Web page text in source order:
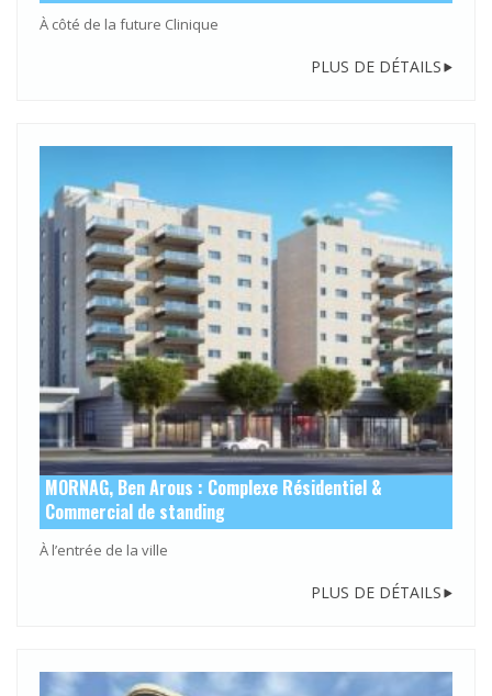
À côté de la future Clinique
PLUS DE DÉTAILS
MORNAG, Ben Arous : Complexe Résidentiel &
Commercial de standing
À l’entrée de la ville
PLUS DE DÉTAILS